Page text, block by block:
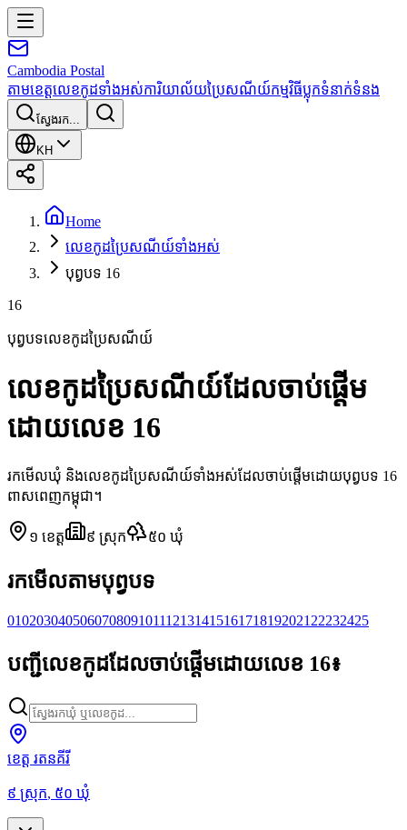
Cambodia Postal
តាមខេត្តលេខកូដទាំងអស់ការិយាល័យប្រៃសណីយ៍កម្មវិធីប្លុកទំនាក់ទំនង
ស្វែងរក...
KH
Home
លេខកូដប្រៃសណីយ៍ទាំងអស់
បុព្វបទ 16
16
បុព្វបទលេខកូដប្រៃសណីយ៍
លេខកូដប្រៃសណីយ៍ដែលចាប់ផ្តើម
ដោយលេខ 16
រកមើលឃុំ និងលេខកូដប្រៃសណីយ៍ទាំងអស់ដែលចាប់ផ្តើមដោយបុព្វបទ 16
ពាសពេញកម្ពុជា។
១ ខេត្ត ៩ ស្រុក ៥០ ឃុំ
រកមើលតាមបុព្វបទ
010203040506070809101112131415161718192021 22232425
បញ្ជីលេខកូដដែលចាប់ផ្តើមដោយលេខ 16៖
ខេត្ត រតនគីរី
៩ ស្រុក, ៥០ ឃុំ